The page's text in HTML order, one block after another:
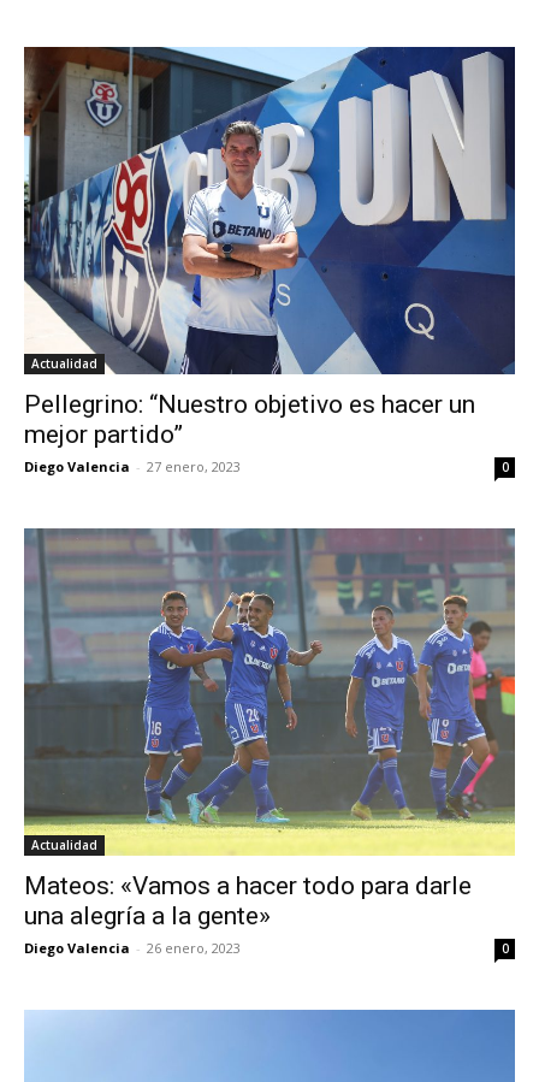
Actualidad
Pellegrino: “Nuestro objetivo es hacer un
mejor partido”
Diego Valencia - 27 enero, 2023 0
Actualidad
Mateos: «Vamos a hacer todo para darle
una alegría a la gente»
Diego Valencia - 26 enero, 2023 0